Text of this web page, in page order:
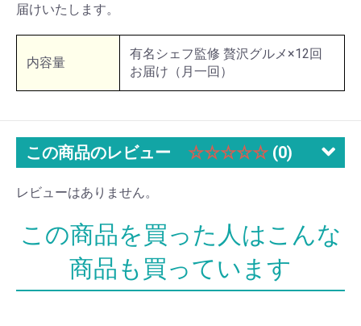
届けいたします。
内容量
有名シェフ監修 贅沢グルメ×12回
お届け（月一回）
この商品のレビュー ☆☆☆☆☆ (0)
レビューはありません。